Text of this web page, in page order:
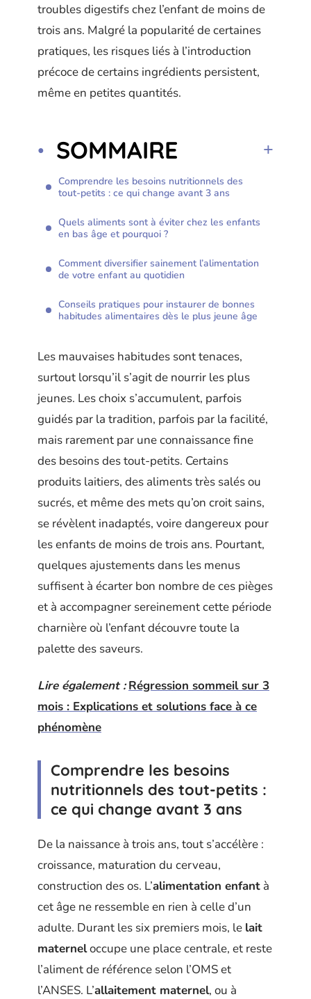
troubles digestifs chez l’enfant de moins de
trois ans. Malgré la popularité de certaines
pratiques, les risques liés à l’introduction
précoce de certains ingrédients persistent,
même en petites quantités.
SOMMAIRE
Comprendre les besoins nutritionnels des
tout-petits : ce qui change avant 3 ans
Quels aliments sont à éviter chez les enfants
en bas âge et pourquoi ?
Comment diversifier sainement l’alimentation
de votre enfant au quotidien
Conseils pratiques pour instaurer de bonnes
habitudes alimentaires dès le plus jeune âge
Les mauvaises habitudes sont tenaces,
surtout lorsqu’il s’agit de nourrir les plus
jeunes. Les choix s’accumulent, parfois
guidés par la tradition, parfois par la facilité,
mais rarement par une connaissance fine
des besoins des tout-petits. Certains
produits laitiers, des aliments très salés ou
sucrés, et même des mets qu’on croit sains,
se révèlent inadaptés, voire dangereux pour
les enfants de moins de trois ans. Pourtant,
quelques ajustements dans les menus
suffisent à écarter bon nombre de ces pièges
et à accompagner sereinement cette période
charnière où l’enfant découvre toute la
palette des saveurs.
Lire également : Régression sommeil sur 3
mois : Explications et solutions face à ce
phénomène
Comprendre les besoins
nutritionnels des tout-petits :
ce qui change avant 3 ans
De la naissance à trois ans, tout s’accélère :
croissance, maturation du cerveau,
construction des os. L’alimentation enfant à
cet âge ne ressemble en rien à celle d’un
adulte. Durant les six premiers mois, le lait
materneloccupe une place centrale, et reste
l’aliment de référence selon l’OMS et
l’ANSES. L’allaitement maternel, ou à